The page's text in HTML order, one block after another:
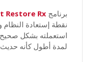
برنامج Restore Rx
نقطة إستعادة النظام
استعملته بشكل
لمدة أطول كأنه